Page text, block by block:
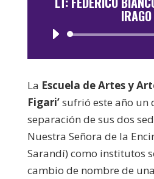
IRAGO
La Escuela de Artes y
Figari’sufrió este año un
separación de sus dos
Nuestra Señora de la
Sarandí) como institutos
cambio de nombre de